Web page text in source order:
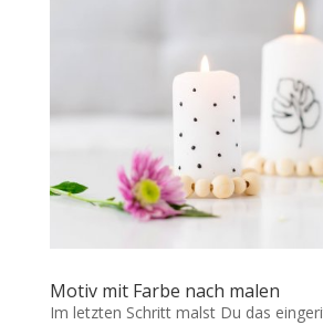
Motiv mit Farbe nach malen
Im letzten Schritt malst Du das